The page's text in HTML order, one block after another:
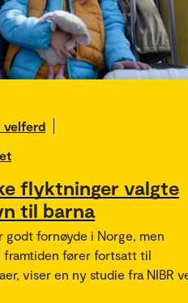
velferd
flyktninger valgte
til barna
godt fornøyde i Norge, men
fører fortsatt til
viser en ny studie fra NIBR